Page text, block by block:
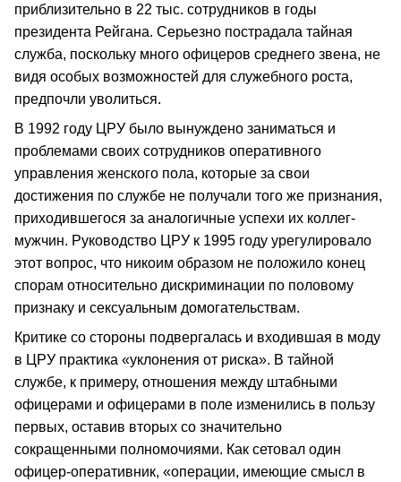
приблизительно в 22 тыс. сотрудников в годы
президента Рейгана. Серьезно пострадала тайная
служба, поскольку много офицеров среднего звена, не
видя особых возможностей для служебного роста,
предпочли уволиться.
В 1992 году ЦРУ было вынуждено заниматься и
проблемами своих сотрудников оперативного
управления женского пола, которые за свои
достижения по службе не получали того же признания,
приходившегося за аналогичные успехи их коллег-
мужчин. Руководство ЦРУ к 1995 году урегулировало
этот вопрос, что никоим образом не положило конец
спорам относительно дискриминации по половому
признаку и сексуальным домогательствам.
Критике со стороны подвергалась и входившая в моду
в ЦРУ практика «уклонения от риска». В тайной
службе, к примеру, отношения между штабными
офицерами и офицерами в поле изменились в пользу
первых, оставив вторых со значительно
сокращенными полномочиями. Как сетовал один
офицер-оперативник, «операции, имеющие смысл в